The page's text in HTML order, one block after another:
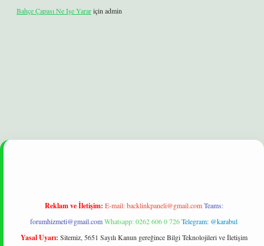
Bahçe Çapası Ne Işe Yarariçin admin
girişilbet
Reklam ve İletişim: E-mail:backlinkpaneli@gmail.com Teams:
forumhizmeti@gmail.comWhatsapp: 0262 606 0 726Telegram: @karabul
Yasal Uyarı: Sitemiz, 5651 Sayılı Kanun gereğince Bilgi Teknolojileri ve İletişim